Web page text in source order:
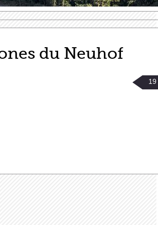
du Neuhof
19